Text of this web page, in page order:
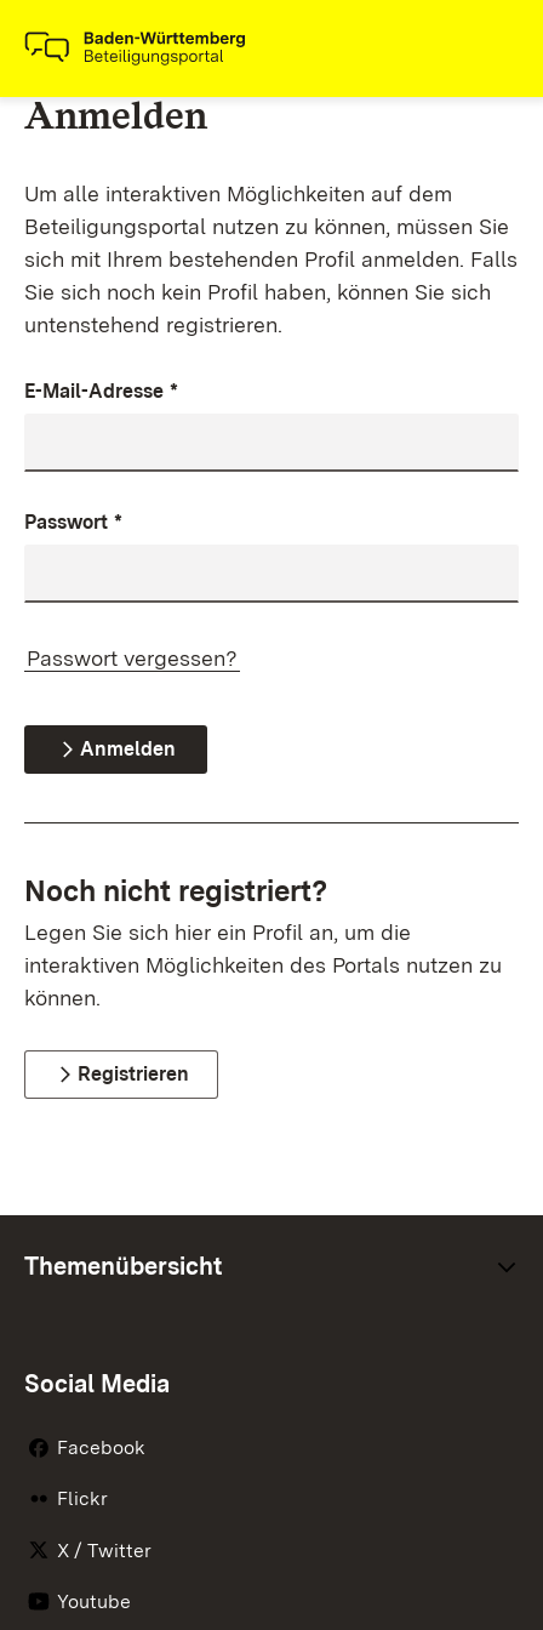
Anmelden
Um alle interaktiven Möglichkeiten auf dem
Beteiligungsportal nutzen zu können, müssen Sie
sich mit Ihrem bestehenden Profil anmelden. Falls
Sie sich noch kein Profil haben, können Sie sich
untenstehend registrieren.
E-Mail-Adresse *
Passwort *
Passwort vergessen?
Anmelden
Noch nicht registriert?
Legen Sie sich hier ein Profil an, um die
interaktiven Möglichkeiten des Portals nutzen zu
können.
Registrieren
Themenübersicht
Social Media
Facebook
Flickr
X / Twitter
Youtube